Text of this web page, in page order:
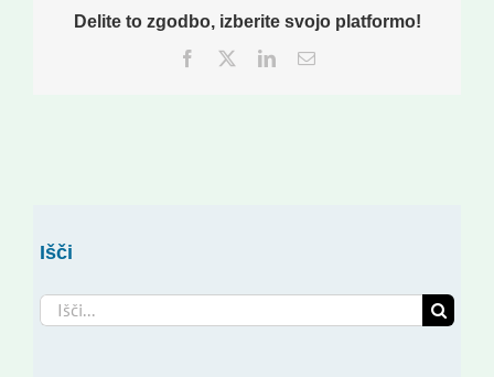
Delite to zgodbo, izberite svojo platformo!
Facebook
TwitterLinkedInEmail
Išči
Search
for: